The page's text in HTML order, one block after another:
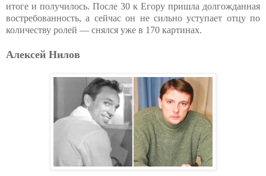
итоге и получилось. После 30 к Егору пришла долгожданная
востребованность, а сейчас он не сильно уступает отцу по
количеству ролей — снялся уже в 170 картинах.
Алексей Нилов